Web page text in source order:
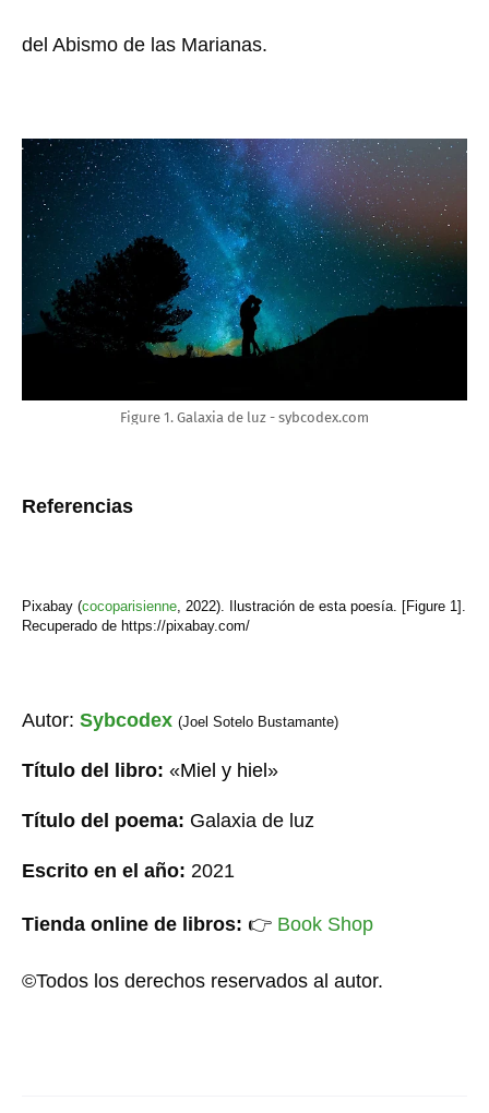
del Abismo de las Marianas.
Figure 1. Galaxia de luz - sybcodex.com
Referencias
Pixabay (cocoparisienne 2022). Ilustración de esta poesía. [Figure 1].
Recuperado de https://pixabay.com/
Autor: Sybcodex (Joel Sotelo Bustamante)
Título del libro: «Miel y hiel»
Título del poema: Galaxia de luz
Escrito en el año: 2021
Tienda online de libros: 👉 Book Shop
©Todos los derechos reservados al autor.